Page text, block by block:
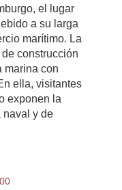
el lugar
a su larga
marítimo. La
construcción
marina con
ella, visitantes
exponen la
naval y de